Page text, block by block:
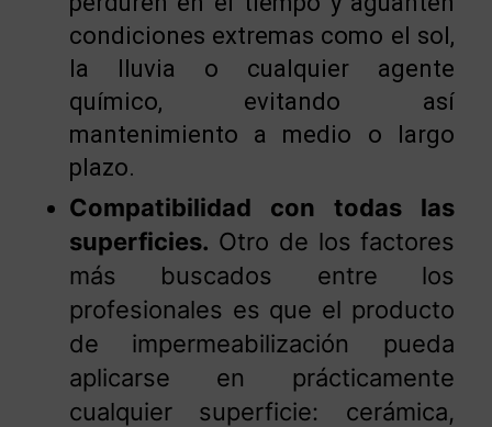
condiciones extremas como el sol,
la lluvia o cualquier agente
químico, evitando así
mantenimiento a medio o largo
plazo.
Compatibilidad con todas las
superficies. Otro de los factores
más buscados entre los
profesionales es que el producto
de impermeabilización pueda
aplicarse en prácticamente
cualquier superficie: cerámica,